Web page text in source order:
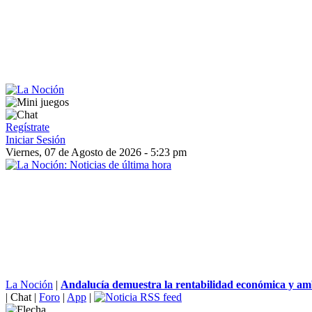
Regístrate
Iniciar Sesión
Viernes, 07 de Agosto de 2026 - 5:23 pm
La Noción | Andalucía demuestra la rentabilidad económica y
| Chat | Foro | App |